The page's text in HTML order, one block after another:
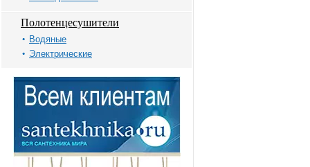
Полотенцесушители
Водяные
Электрические